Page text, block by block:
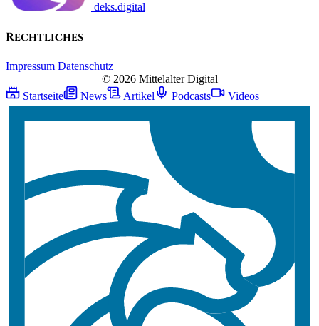
deks.digital
Rechtliches
Impressum Datenschutz
© 2026 Mittelalter Digital
Startseite
News Artikel Podcasts Videos